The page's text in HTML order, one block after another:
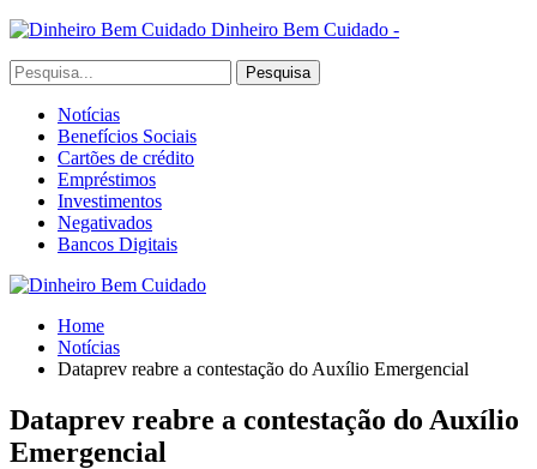
Dinheiro Bem Cuidado -
Notícias
Benefícios Sociais
Cartões de crédito
Empréstimos
Investimentos
Negativados
Bancos Digitais
Home
Notícias
Dataprev reabre a contestação do Auxílio Emergencial
Dataprev reabre a contestação do Auxílio
Emergencial